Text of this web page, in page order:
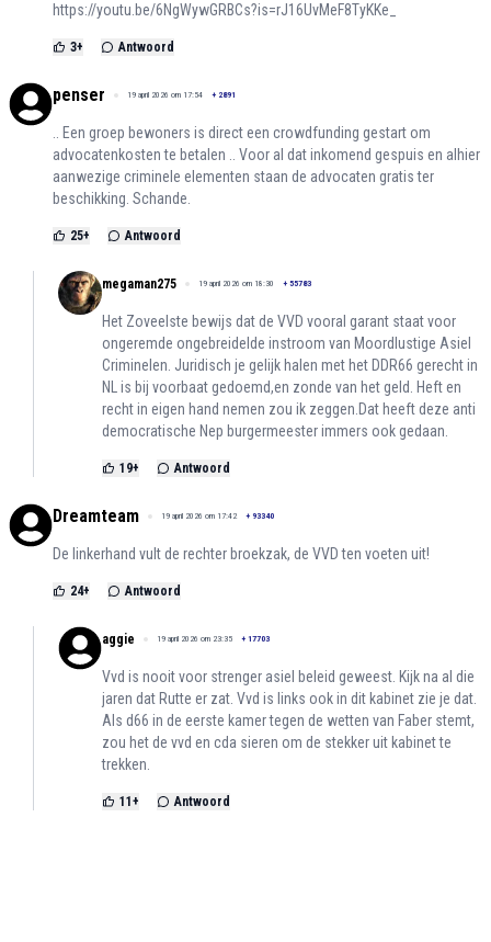
https://youtu.be/6NgWywGRBCs?is=rJ16UvMeF8TyKKe_
3+ Antwoord
penser 19 april 2026 om 17:54 + 2891
.. Een groep bewoners is direct een crowdfunding gestart om
advocatenkosten te betalen .. Voor al dat inkomend gespuis en alhier
aanwezige criminele elementen staan de advocaten gratis ter
beschikking. Schande.
25+ Antwoord
megaman275 19 april 2026 om 18:30 + 55783
Het Zoveelste bewijs dat de VVD vooral garant staat voor
ongeremde ongebreidelde instroom van Moordlustige Asiel
Criminelen. Juridisch je gelijk halen met het DDR66 gerecht in
NL is bij voorbaat gedoemd,en zonde van het geld. Heft en
recht in eigen hand nemen zou ik zeggen.Dat heeft deze anti
democratische Nep burgermeester immers ook gedaan.
19+ Antwoord
Dreamteam 19 april 2026 om 17:42 + 93340
De linkerhand vult de rechter broekzak, de VVD ten voeten uit!
24+ Antwoord
aggie 19 april 2026 om 23:35 + 17703
Vvd is nooit voor strenger asiel beleid geweest. Kijk na al die
jaren dat Rutte er zat. Vvd is links ook in dit kabinet zie je dat.
Als d66 in de eerste kamer tegen de wetten van Faber stemt,
zou het de vvd en cda sieren om de stekker uit kabinet te
trekken.
11+ Antwoord